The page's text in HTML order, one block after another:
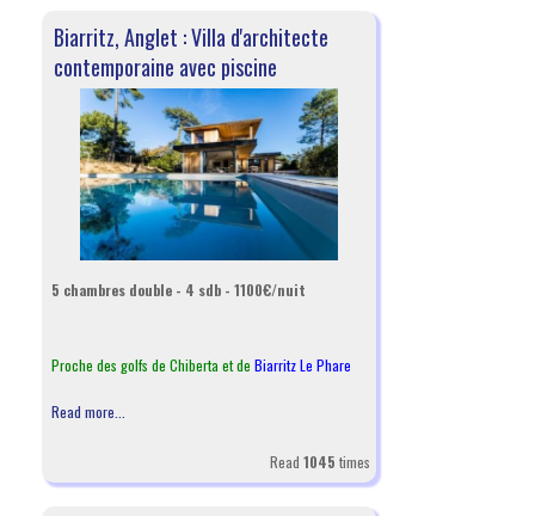
Biarritz, Anglet : Villa d'architecte
contemporaine avec piscine
5 chambres double - 4 sdb - 1100€/nuit
Proche des golfs de Chiberta et de Biarritz Le Phare
Read more...
Read 1045 times